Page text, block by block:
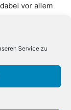
Service zu
vor allem